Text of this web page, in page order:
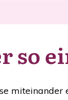
so
miteinander